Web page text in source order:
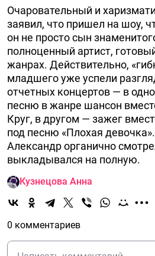
Очаровательный и
заявил, что пришел на шоу,
он не просто сын
полноценный артист,
жанрах. Действительно,
младшего уже успели
отчетных концертов — в
песню в жанре шансон
Круг, в другом — зажег
под песню «Плохая
Александр органично
выкладывался на полную.
Кузнецова Анна
0 комментариев